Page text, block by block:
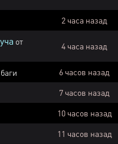
2 часа назад
от
4 часа назад
6 часов назад
7 часов назад
10 часов назад
11 часов назад